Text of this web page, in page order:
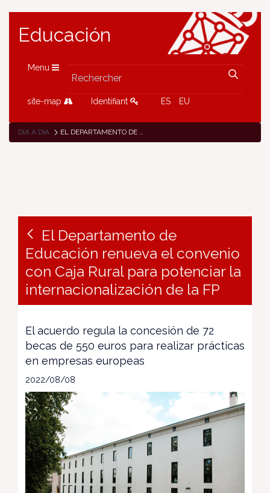
Educación
Menu
site-map Identifiant ES EU
DÍA A DÍA EL DEPARTAMENTO DE EDUCACIÓN RENUEVA EL CONVENIO CON CAJA RURAL PARA POTENCIAR LA INTERNACIONALIZACIÓN DE LA FP
El Departamento de
Educación renueva el convenio
con Caja Rural para potenciar la
internacionalización de la FP
El acuerdo regula la concesión de 72
becas de 550 euros para realizar prácticas
en empresas europeas
2022/08/08